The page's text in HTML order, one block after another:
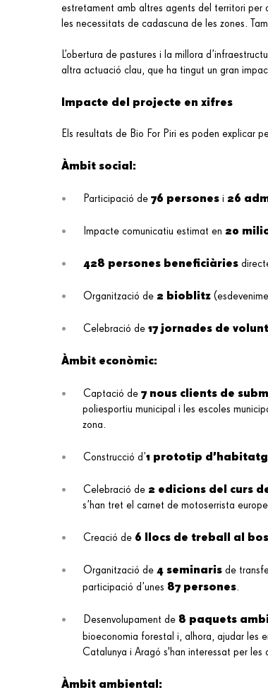
estretament amb altres agents del territori per
les necessitats de cadascuna de les zones.
L’obertura de pastures i la millora
altra actuació clau, que ha tingut un gran
Impacte del projecte en xifres
Els resultats de Bio For Piri es poden explicar
Àmbit social:
Participació de 76 persones i 26
Impacte comunicatiu estimat en 20
428 persones beneficiàries
Organització de 2 bioblitz
Celebració de 17 jornades de
Àmbit econòmic:
Captació de 7 nous clients de
poliesportiu municipal i les escoles
zona.
Construcció d’1 prototip
Celebració de 2 edicions del curs
s’han tret el carnet de motoserrista
Creació de 6 llocs de treball al
Organització de 4 seminaris de
participació d’unes 87 persones.
Desenvolupament de 8 paquets
bioeconomia forestal i, alhora, ajudar les
Catalunya i Aragó s'han interessat per les
Àmbit ambiental: